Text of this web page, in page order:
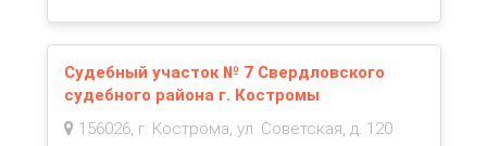
Судебный участок № 7 Свердловского
судебного района г. Костромы
156026, г. Кострома, ул. Советская, д. 120